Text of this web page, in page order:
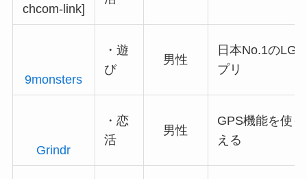
chcom-link]
9monsters
・遊
び
男性
日本No.1の
プリ
Grindr
・恋
活
男性
GPS機能を使
える